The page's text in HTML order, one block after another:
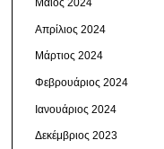
Μάιος 2024
Απρίλιος 2024
Μάρτιος 2024
Φεβρουάριος 2024
Ιανουάριος 2024
Δεκέμβριος 2023